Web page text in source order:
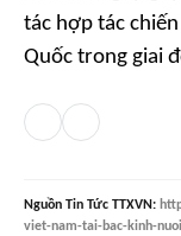
tác hợp tác
Quốc trong giai
Nguồn Tin Tức TTXVN:
viet-nam-tai-bac-kinh-